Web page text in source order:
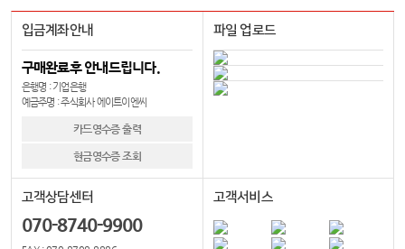
입금계좌안내
구매완료후 안내드립니다.
은행명 : 기업은행
예금주명 : 주식회사 에이트이엔씨
카드영수증 출력
현금영수증 조회
파일 업로드
고객상담센터
070-8740-9900
고객서비스